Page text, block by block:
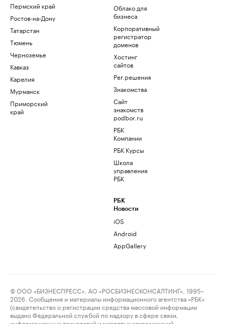
Пермский край
Ростов-на-Дону
Татарстан
Тюмень
Черноземье
Кавказ
Карелия
Мурманск
Приморский
край
Облако для
бизнеса
Корпоративный
регистратор
доменов
Хостинг
сайтов
Рег.решения
Знакомства
Сайт
знакомств
podbor.ru
РБК
Компании
РБК Курсы
Школа
управления
РБК
РБК
Новости
iOS
Android
AppGallery
© ООО «БИЗНЕСПРЕСС», АО «РОСБИЗНЕСКОНСАЛТИНГ», 1995–
2026. Сообщения и материалы информационного агентства «РБК»
(свидетельство о регистрации средства массовой информации
выдано Федеральной службой по надзору в сфере связи,